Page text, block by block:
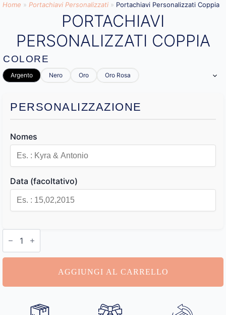
Home » Portachiavi Personalizzati » Portachiavi Personalizzati Coppia
PORTACHIAVI
PERSONALIZZATI COPPIA
COLORE
Argento Nero Oro Oro Rosa
PERSONALIZZAZIONE
Nomes
Data (facoltativo)
Portachiavi
Personalizzati
quantità
AGGIUNGI AL CARRELLO